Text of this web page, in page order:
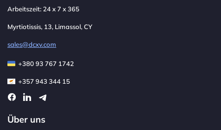
Arbeitszeit: 24 x 7 x 365
Myrtiotissis, 13, Limassol, CY
sales@dcxv.com
+380 93 767 1742
+357 943 344 15
Über uns